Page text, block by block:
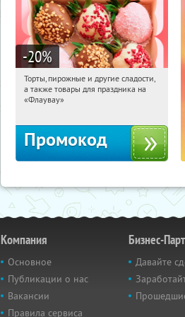
-20%
22:45:33 Получили:
Россия
Торты, пирожные и другие сладости,
а также товары для праздника на
«Флаувау»
Промокод
Компания
Основное
Публикации о нас
Вакансии
Правила сервиса
Бизнес-
Давайте